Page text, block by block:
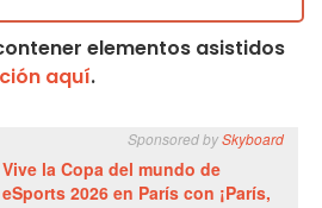
elementos asistidos
aquí.